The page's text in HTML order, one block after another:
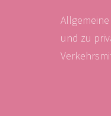
und zu